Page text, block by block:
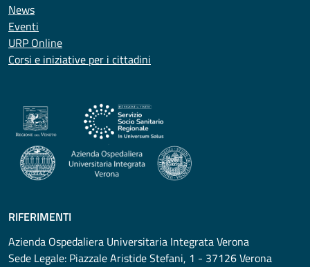
News
Eventi
URP Online
Corsi e iniziative per i cittadini
RIFERIMENTI
Azienda Ospedaliera Universitaria Integrata Verona
Sede Legale: Piazzale Aristide Stefani, 1 - 37126 Verona